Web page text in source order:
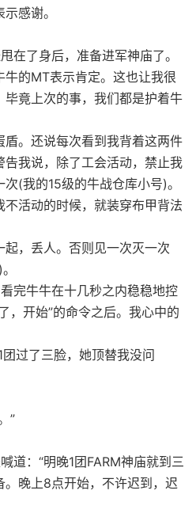
感谢。
在了身后，准备进军神庙了。
的MT表示肯定。这也让我很
竟上次的事，我们都是护着牛
。还说每次看到我背着这两件
我说，除了工会活动，禁止我
(我的15级的牛战仓库小号)。
活动的时候，就装穿布甲背法
，丢人。否则见一次灭一次
完牛牛在十几秒之内稳稳地控
，开始”的命令之后。我心中的
过了三脸，她顶替我没问
”
道：“明晚1团FARM神庙就到三
。晚上8点开始，不许迟到，迟